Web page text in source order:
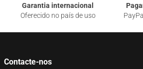
Garantia internacional
Oferecido no país de uso
Contacte-nos